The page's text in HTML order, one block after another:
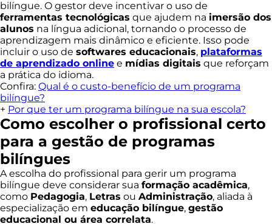
bilíngue. O gestor deve incentivar o uso de
ferramentas tecnológicas que ajudem na imersão dos
alunos na língua adicional, tornando o processo de
aprendizagem mais dinâmico e eficiente. Isso pode
incluir o uso de softwares educacionais, plataformas
de aprendizado online e mídias digitais que reforçam
a prática do idioma.
Confira: Qual é o custo-benefício de um programa
bilíngue?
+ Por que ter um programa bilíngue na sua escola?
Como escolher o profissional certo
para a gestão de programas
bilíngues
A escolha do profissional para gerir um programa
bilíngue deve considerar sua formação acadêmica,
como Pedagogia, Letras ou Administração, aliada à
especialização em educação bilíngue, gestão
educacional ou área correlata.